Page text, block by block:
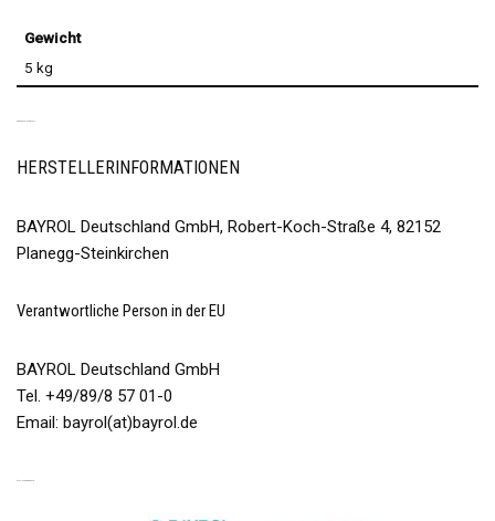
Gewicht
5 kg
HERSTELLERINFORMATIONEN
BAYROL Deutschland GmbH, Robert-Koch-Straße 4, 82152
Planegg-Steinkirchen
Verantwortliche Person in der EU
BAYROL Deutschland GmbH
Tel. +49/89/8 57 01-0
Email: bayrol(at)bayrol.de